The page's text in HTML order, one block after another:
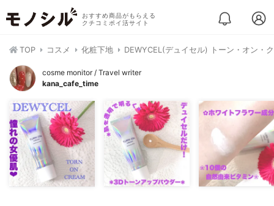
おすすめ商品がもらえる
クチコミポイ活サイト
TOP コスメ 化粧下地 DEWYCEL(デュイセル) トーン・オン・
cosme monitor / Travel writer
kana_cafe_time